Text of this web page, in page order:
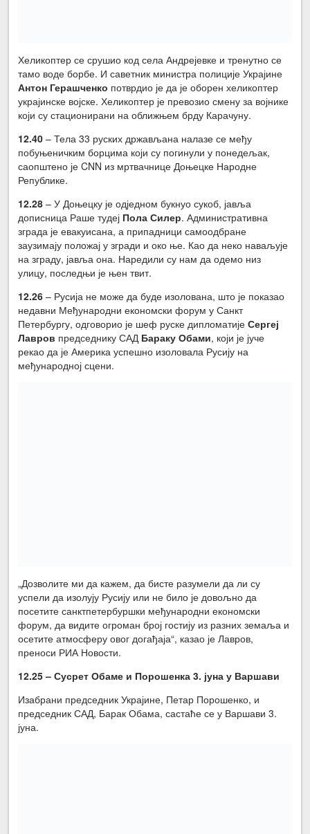
Хеликоптер се срушио код села Андрејевке и тренутно се
тамо воде борбе. И саветник министра полиције Украјине
Антон Герашченко потврдио је да је оборен хеликоптер
украјинске војске. Хеликоптер је превозио смену за војнике
који су стационирани на оближњем брду Карачуну.
12.40– Тела 33 руских држављана налазе се међу
побуњеничким борцима који су погинули у понедељак,
саопштено је CNN из мртвачнице Доњецке Народне
Републике.
12.28 – У Доњецку је одједном букнуо сукоб, јавља
дописница Раше тудеј Пола Силер. Административна
зграда је евакуисана, а припадници самоодбране
заузимају положај у згради и око ње. Као да неко наваљује
на зграду, јавља она. Наредили су нам да одемо низ
улицу, последњи је њен твит.
12.26 – Русија не може да буде изолована, што је показао
недавни Међународни економски форум у Санкт
Петербургу, одговорио је шеф руске дипломатијеСергеј
Лавров председнику САД Бараку Обами, који је јуче
рекао да је Америка успешно изоловала Русију на
међународној сцени.
„Дозволите ми да кажем, да бисте разумели да ли су
успели да изолују Русију или не било је довољно да
посетите санктпетербуршки међународни економски
форум, да видите огроман број гостију из разних земаља и
осетите атмосферу овог догађаја“, казао је Лавров,
преноси РИА Новости.
12.25 – Сусрет Обаме и Порошенка 3. јуна у Варшави
Изабрани председник Украјине, Петар Порошенко, и
председник САД, Барак Обама, састаће се у Варшави 3.
јуна.